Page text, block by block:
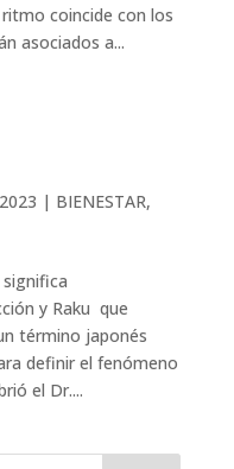
coincide con los
asociados a...
| BIENESTAR,
y Raku que
término japonés
definir el fenómeno
el Dr....